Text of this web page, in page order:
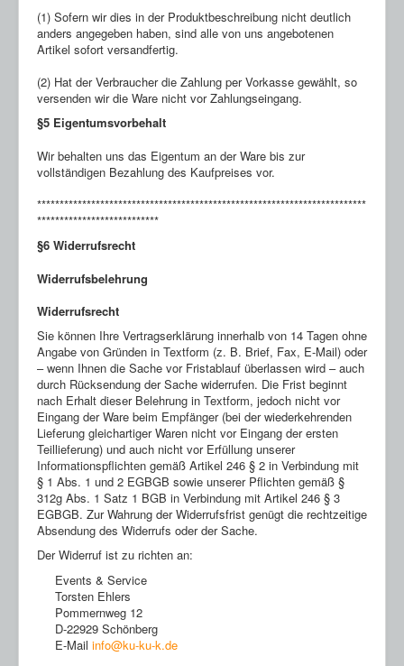
(1) Sofern wir dies in der Produktbeschreibung nicht deutlich
anders angegeben haben, sind alle von uns angebotenen
Artikel sofort versandfertig.
(2) Hat der Verbraucher die Zahlung per Vorkasse gewählt, so
versenden wir die Ware nicht vor Zahlungseingang.
§5 Eigentumsvorbehalt
Wir behalten uns das Eigentum an der Ware bis zur
vollständigen Bezahlung des Kaufpreises vor.
*************************************************************************
***************************
§6 Widerrufsrecht
Widerrufsbelehrung
Widerrufsrecht
Sie können Ihre Vertragserklärung innerhalb von 14 Tagen ohne
Angabe von Gründen in Textform (z. B. Brief, Fax, E-Mail) oder
– wenn Ihnen die Sache vor Fristablauf überlassen wird – auch
durch Rücksendung der Sache widerrufen. Die Frist beginnt
nach Erhalt dieser Belehrung in Textform, jedoch nicht vor
Eingang der Ware beim Empfänger (bei der wiederkehrenden
Lieferung gleichartiger Waren nicht vor Eingang der ersten
Teillieferung) und auch nicht vor Erfüllung unserer
Informationspflichten gemäß Artikel 246 § 2 in Verbindung mit
§ 1 Abs. 1 und 2 EGBGB sowie unserer Pflichten gemäß §
312g Abs. 1 Satz 1 BGB in Verbindung mit Artikel 246 § 3
EGBGB. Zur Wahrung der Widerrufsfrist genügt die rechtzeitige
Absendung des Widerrufs oder der Sache.
Der Widerruf ist zu richten an:
Events & Service
Torsten Ehlers
Pommernweg 12
D-22929 Schönberg
E-Mail info@ku-ku-k.de